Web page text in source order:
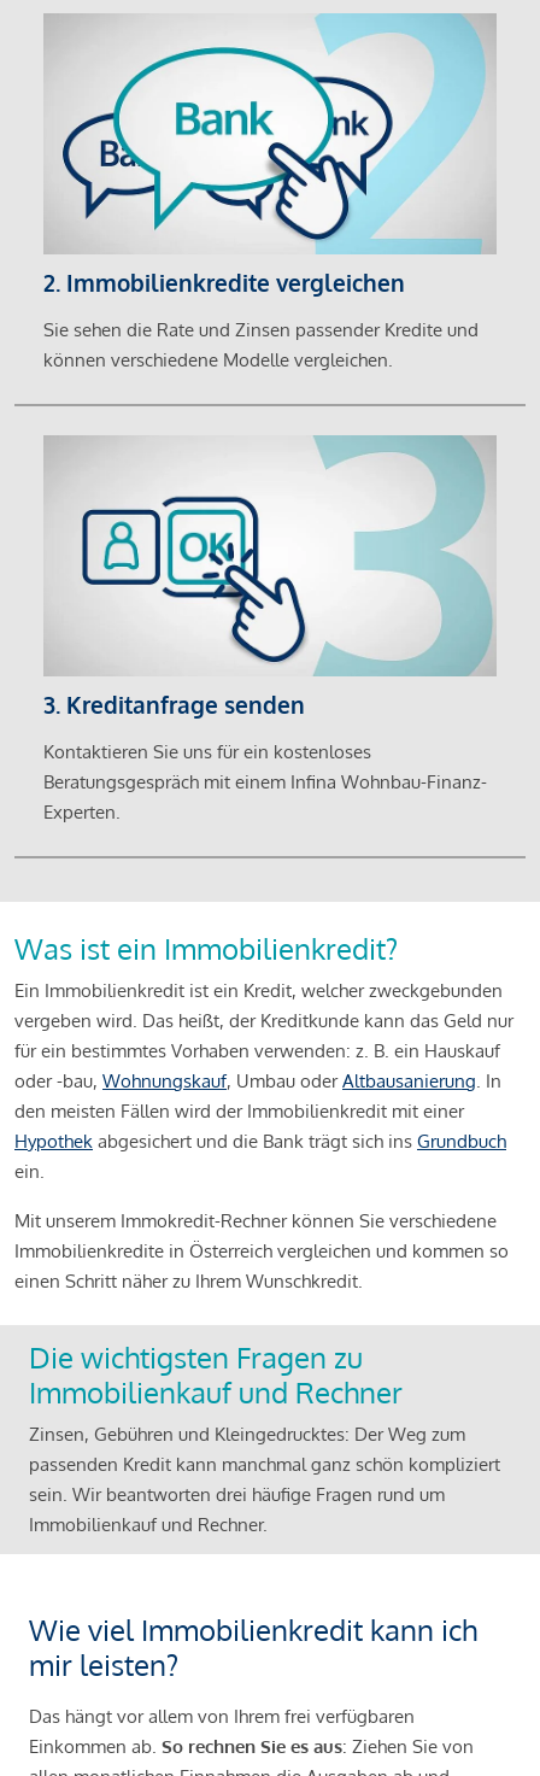
2. Immobilienkredite vergleichen
Sie sehen die Rate und Zinsen passender Kredite und
können verschiedene Modelle vergleichen.
3. Kreditanfrage senden
Kontaktieren Sie uns für ein kostenloses
Beratungsgespräch mit einem Infina Wohnbau-Finanz-
Experten.
Was ist ein Immobilienkredit?
Ein Immobilienkredit ist ein Kredit, welcher zweckgebunden
vergeben wird. Das heißt, der Kreditkunde kann das Geld nur
für ein bestimmtes Vorhaben verwenden: z. B. ein Hauskauf
oder -bau, Wohnungskauf, Umbau oderAltbausanierung. In
den meisten Fällen wird der Immobilienkredit mit einer
Hypothek abgesichert und die Bank trägt sich ins Grundbuch
ein.
Mit unserem Immokredit-Rechner können Sie verschiedene
Immobilienkredite in Österreich vergleichen und kommen so
einen Schritt näher zu Ihrem Wunschkredit.
Die wichtigsten Fragen zu
Immobilienkauf und Rechner
Zinsen, Gebühren und Kleingedrucktes: Der Weg zum
passenden Kredit kann manchmal ganz schön kompliziert
sein. Wir beantworten drei häufige Fragen rund um
Immobilienkauf und Rechner.
Wie viel Immobilienkredit kann ich
mir leisten?
Das hängt vor allem von Ihrem frei verfügbaren
Einkommen ab. So rechnen Sie es aus: Ziehen Sie von